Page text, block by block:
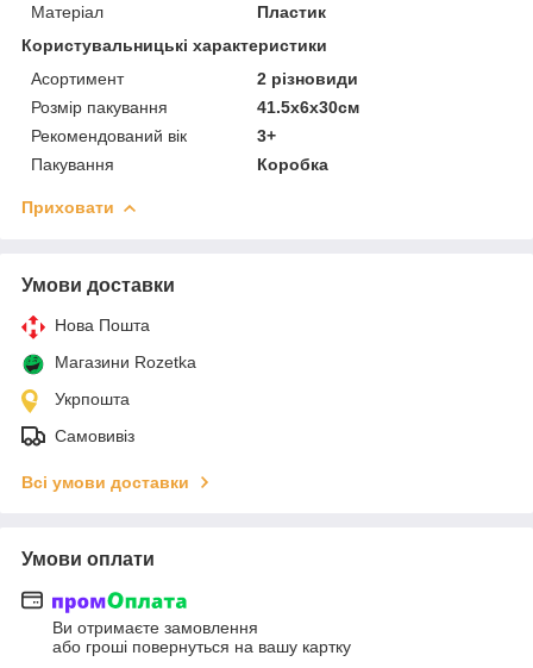
Матеріал
Пластик
Користувальницькі характеристики
Асортимент
2 різновиди
Розмір пакування
41.5х6х30см
Рекомендований вік
3+
Пакування
Коробка
Приховати
Умови доставки
Нова Пошта
Магазини Rozetka
Укрпошта
Самовивіз
Всі умови доставки
Умови оплати
Ви отримаєте замовлення
або гроші повернуться на вашу картку